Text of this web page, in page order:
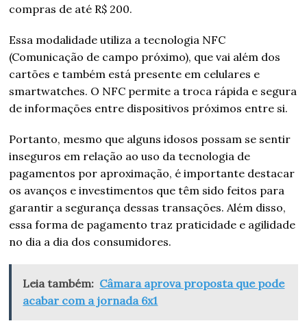
compras de até R$ 200.
Essa modalidade utiliza a tecnologia NFC
(Comunicação de campo próximo), que vai além dos
cartões e também está presente em celulares e
smartwatches. O NFC permite a troca rápida e segura
de informações entre dispositivos próximos entre si.
Portanto, mesmo que alguns idosos possam se sentir
inseguros em relação ao uso da tecnologia de
pagamentos por aproximação, é importante destacar
os avanços e investimentos que têm sido feitos para
garantir a segurança dessas transações. Além disso,
essa forma de pagamento traz praticidade e agilidade
no dia a dia dos consumidores.
Leia também: Câmara aprova proposta que pode
acabar com a jornada 6x1